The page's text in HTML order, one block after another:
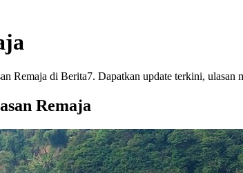
Remaja di Berita7. Dapatkan update terkini, ulasan
Remaja